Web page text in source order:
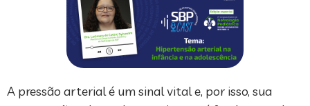
A pressão arterial é um sinal vital e, por isso, sua